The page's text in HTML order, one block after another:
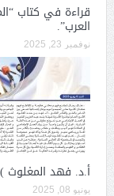
قراءة في كتاب
العرب”.
نوفمبر 23, 2025
أ.د. فهد المغلوث
يونيو 08, 2025